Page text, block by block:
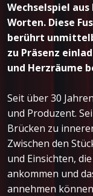
Wechselspiel
Worten. Diese
berührt
zu Präsenz
und Herzräume
Seit über 30
und Produzent.
Brücken zu
Zwischen den
und Einsichten,
ankommen und
annehmen